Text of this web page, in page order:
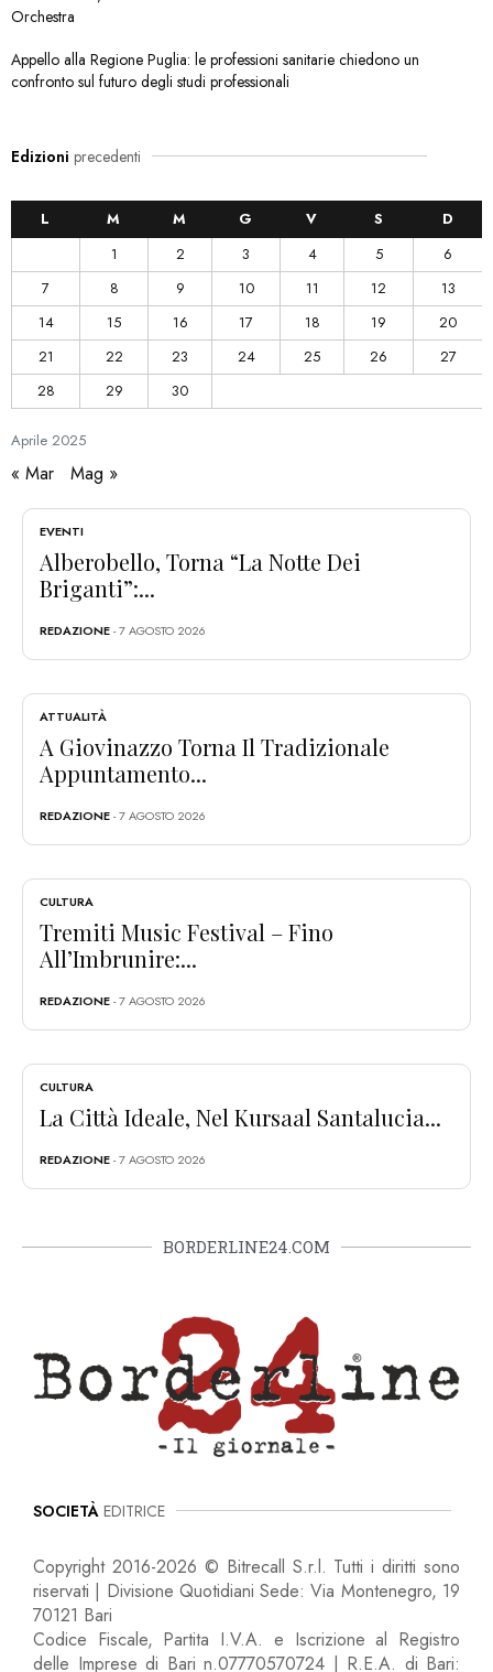
Orchestra
Appello alla Regione Puglia: le professioni sanitarie chiedono un
confronto sul futuro degli studi professionali
Edizioni precedenti
Aprile 2025
L M M G V S
D
1
2 3 4 5
6
7
8 9 10 11 12
13
14
15 16 17 18 19
20
21
22 23 24 25 26
27
28
29 30
« Mar Mag »
EVENTI
Alberobello, Torna “La Notte Dei
Briganti”:...
REDAZIONE- 7 AGOSTO 2026
ATTUALITÀ
A Giovinazzo Torna Il Tradizionale
Appuntamento...
REDAZIONE- 7 AGOSTO 2026
CULTURA
Tremiti Music Festival – Fino
All’Imbrunire:...
REDAZIONE- 7 AGOSTO 2026
CULTURA
La Città Ideale, Nel Kursaal Santalucia...
REDAZIONE- 7 AGOSTO 2026
BORDERLINE24.COM
SOCIETÀ EDITRICE
Copyright 2016-2026 © Bitrecall S.r.l. Tutti i diritti sono
riservati | Divisione Quotidiani Sede: Via Montenegro, 19
70121 Bari
Codice Fiscale, Partita I.V.A. e Iscrizione al Registro
delle Imprese di Bari n.07770570724 | R.E.A. di Bari: